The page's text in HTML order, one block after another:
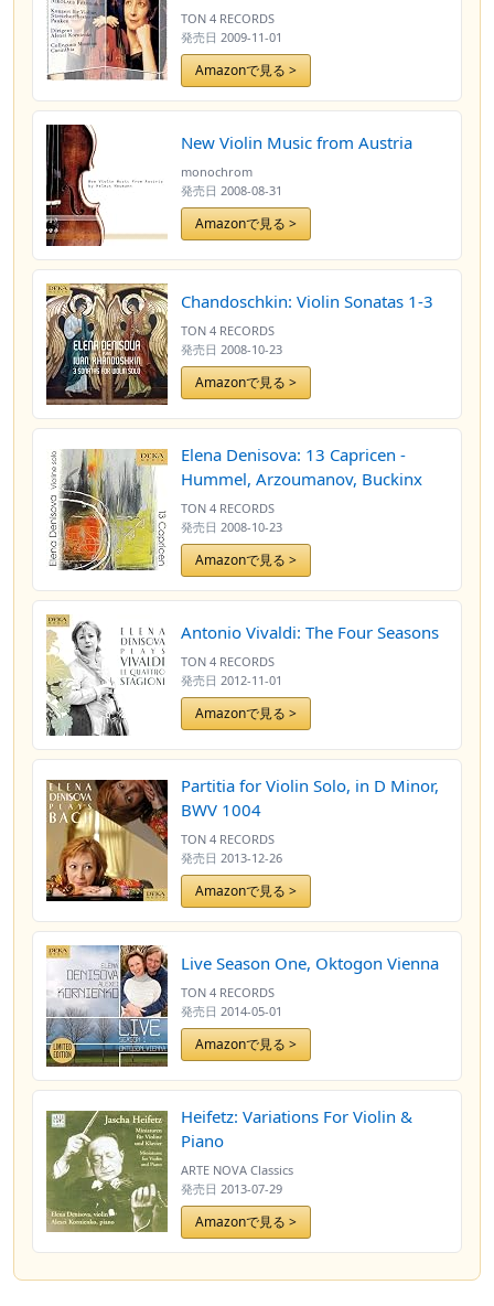
Pauken
TON 4 RECORDS
発売日 2009-11-01
Amazonで見る >
New Violin Music from Austria
monochrom
発売日 2008-08-31
Amazonで見る >
Chandoschkin: Violin Sonatas 1-3
TON 4 RECORDS
発売日 2008-10-23
Amazonで見る >
Elena Denisova: 13 Capricen -
Hummel, Arzoumanov, Buckinx
TON 4 RECORDS
発売日 2008-10-23
Amazonで見る >
Antonio Vivaldi: The Four Seasons
TON 4 RECORDS
発売日 2012-11-01
Amazonで見る >
Partitia for Violin Solo, in D Minor,
BWV 1004
TON 4 RECORDS
発売日 2013-12-26
Amazonで見る >
Live Season One, Oktogon Vienna
TON 4 RECORDS
発売日 2014-05-01
Amazonで見る >
Heifetz: Variations For Violin &
Piano
ARTE NOVA Classics
発売日 2013-07-29
Amazonで見る >